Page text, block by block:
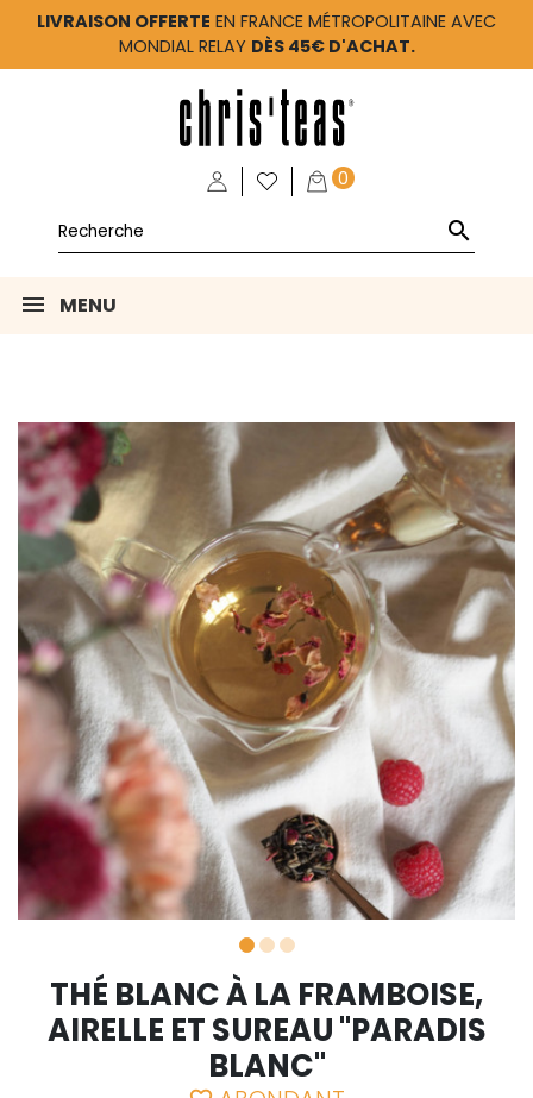
LIVRAISON OFFERTE EN FRANCE MÉTROPOLITAINE AVEC
MONDIAL RELAY DÈS 45€ D'ACHAT.
0

MENU
THÉ BLANC À LA FRAMBOISE,
AIRELLE ET SUREAU "PARADIS
BLANC"